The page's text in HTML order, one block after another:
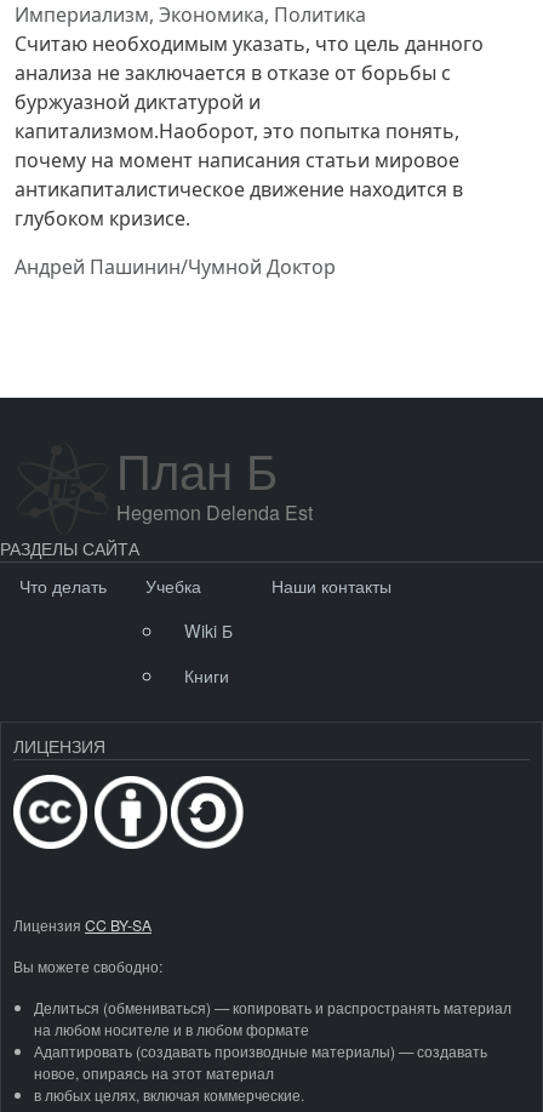
Империализм, Экономика, Политика
Считаю необходимым указать, что цель данного
анализа не заключается в отказе от борьбы с
буржуазной диктатурой и
капитализмом.Наоборот, это попытка понять,
почему на момент написания статьи мировое
антикапиталистическое движение находится в
глубоком кризисе.
Андрей Пашинин/Чумной Доктор
План Б
Hegemon Delenda Est
РАЗДЕЛЫ САЙТА
Что делать
Учебка
Wiki Б
Книги
Наши контакты
ЛИЦЕНЗИЯ
Лицензия CC BY-SA
Вы можете свободно:
Делиться (обмениваться) — копировать и распространять материал
на любом носителе и в любом формате
Адаптировать (создавать производные материалы) — создавать
новое, опираясь на этот материал
в любых целях, включая коммерческие.